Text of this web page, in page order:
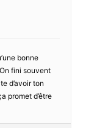
bonne
fini souvent
d’avoir ton
promet d’être